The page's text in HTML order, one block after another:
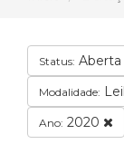
Status: Aberta
Modalidade:
Ano: 2020